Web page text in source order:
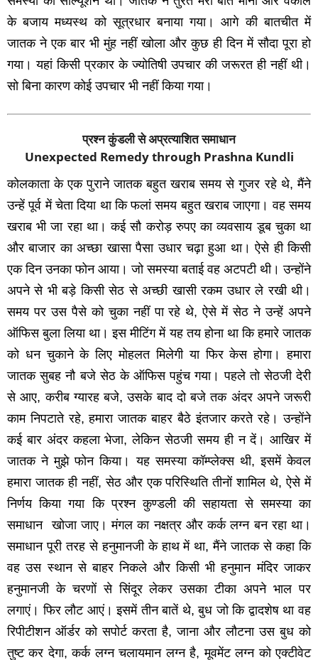
के बजाय मध्‍यस्‍थ को सूत्रधार बनाया गया। आगे की बातचीत में
जातक ने एक बार भी मुंह नहीं खोला और कुछ ही दिन में सौदा पूरा हो
गया। यहां किसी प्रकार के ज्‍योतिषी उपचार की जरूरत ही नहीं थी।
सो बिना कारण कोई उपचार भी नहीं किया गया।
प्रश्न कुंडली से अप्रत्याशित समाधान
Unexpected Remedy through Prashna Kundli
कोलकाता के एक पुराने जातक बहुत खराब समय से गुजर रहे थे, मैंने
उन्‍हें पूर्व में चेता दिया था कि फलां समय बहुत खराब जाएगा। वह समय
खराब भी जा रहा था। कई सौ करोड़ रुपए का व्‍यवसाय डूब चुका था
और बाजार का अच्‍छा खासा पैसा उधार चढ़ा हुआ था। ऐसे ही किसी
एक दिन उनका फोन आया। जो समस्‍या बताई वह अटपटी थी। उन्‍होंने
अपने से भी बड़े किसी सेठ से अच्‍छी खासी रकम उधार ले रखी थी।
समय पर उस पैसे को चुका नहीं पा रहे थे, ऐसे में सेठ ने उन्‍हें अपने
ऑफिस बुला लिया था। इस मीटिंग में यह तय होना था कि हमारे जातक
को धन चुकाने के लिए मोहलत मिलेगी या फिर केस होगा। हमारा
जातक सुबह नौ बजे सेठ के ऑफिस पहुंच गया। पहले तो सेठजी देरी
से आए, करीब ग्‍यारह बजे, उसके बाद दो बजे तक अंदर अपने जरूरी
काम निपटाते रहे, हमारा जातक बाहर बैठे इंतजार करते रहे। उन्‍होंने
कई बार अंदर कहला भेजा, लेकिन सेठजी समय ही न दें। आखिर में
जातक ने मुझे फोन किया। यह समस्‍या कॉम्‍प्‍लेक्‍स थी, इसमें केवल
हमारा जातक ही नहीं, सेठ और एक परिस्थिति तीनों शामिल थे, ऐसे में
निर्णय किया गया कि प्रश्‍न कुण्‍डली की सहायता से समस्‍या का
समाधान खोजा जाए। मंगल का नक्षत्र और कर्क लग्‍न बन रहा था।
समाधान पूरी तरह से हनुमानजी के हाथ में था, मैंने जातक से कहा कि
वह उस स्‍थान से बाहर निकले और किसी भी हनुमान मंदिर जाकर
हनुमानजी के चरणों से सिंदूर लेकर उसका टीका अपने भाल पर
लगाएं। फिर लौट आएं। इसमें तीन बातें थे, बुध जो कि द्वादशेष था वह
रिपीटीशन ऑर्डर को सपोर्ट करता है, जाना और लौटना उस बुध को
तुष्‍ट कर देगा, कर्क लग्‍न चलायमान लग्‍न है, मूवमेंट लग्‍न को एक्‍टीवेट